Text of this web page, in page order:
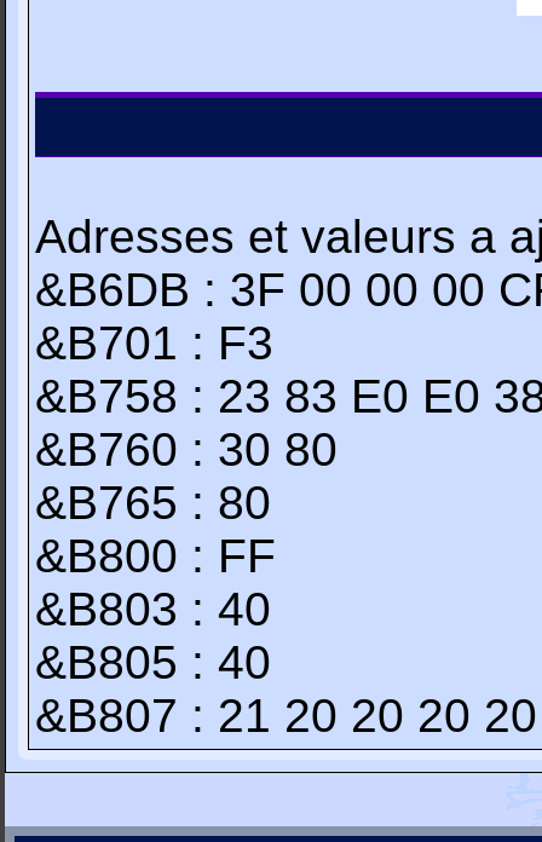
Adresses et valeurs a
&B6DB : 3F 00 00 00
&B701 : F3
&B758 : 23 83 E0 E0
&B760 : 30 80
&B765 : 80
&B800 : FF
&B803 : 40
&B805 : 40
&B807 : 21 20 20 20